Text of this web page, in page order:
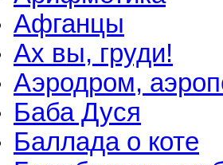
Афганцы
Ах вы, груди!
Аэродром,
Баба Дуся
Баллада о коте